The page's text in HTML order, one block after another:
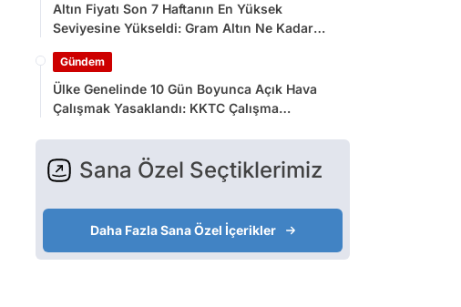
Altın Fiyatı Son 7 Haftanın En Yüksek
Seviyesine Yükseldi: Gram Altın Ne Kadar
Gündem
Ülke Genelinde 10 Gün Boyunca Açık Hava
Çalışmak Yasaklandı: KKTC Çalışma
Sana Özel Seçtiklerimiz
Daha Fazla Sana Özel İçerikler